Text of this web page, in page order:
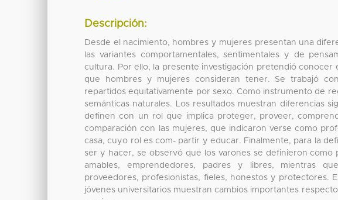
Descripción:
Desde el nacimiento, hombres y mujeres presentan una
las variantes comportamentales, sentimentales y de
cultura. Por ello, la presente investigación pretendió
que hombres y mujeres consideran tener. Se trabajó
repartidos equitativamente por sexo. Como instrumento de
semánticas naturales. Los resultados muestran diferencias
definen con un rol que implica proteger, proveer,
comparación con las mujeres, que indicaron verse como
casa, cuyo rol es com- partir y educar. Finalmente, para la
ser y hacer, se observó que los varones se definieron como
amables, emprendedores, padres y libres, mientras
proveedores, profesionistas, fieles, honestos y protectores.
jóvenes universitarios muestran cambios importantes